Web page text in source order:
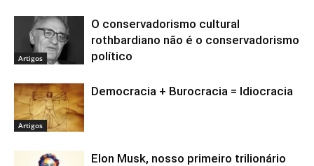
Artigos
O conservadorismo cultural
rothbardiano não é o conservadorismo
político
Artigos
Democracia + Burocracia = Idiocracia
Elon Musk, nosso primeiro trilionário